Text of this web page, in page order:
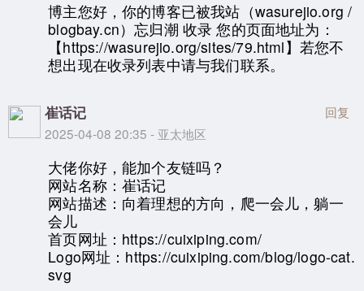
博主您好，你的博客已被我站（wasurejio.org /
blogbay.cn）忘归潮 收录 您的页面地址为：
【https://wasurejio.org/sites/79.html】若您不
想出现在收录列表中请与我们联系。
崔话记
2025-04-08 20:35 - 亚太地区
回复
大佬你好，能加个友链吗？
网站名称：崔话记
网站描述：向着理想的方向，爬一会儿，躺一
会儿
首页网址：https://cuixiping.com/
Logo网址：https://cuixiping.com/blog/logo-cat.
svg